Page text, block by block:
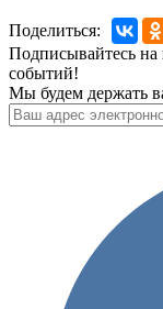
Поделиться:
Подписывайтесь на
событий!
Мы будем держать